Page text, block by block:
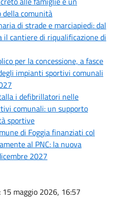
comunità
di strade e marciapiedi: dal
il cantiere di riqualificazione di
per la concessione, a fasce
impianti sportivi comunali
i defibrillatori nelle
comunali: un supporto
sportive
di Foggia finanziati col
al PNC: la nuova
2027
: 15 maggio 2026, 16:57